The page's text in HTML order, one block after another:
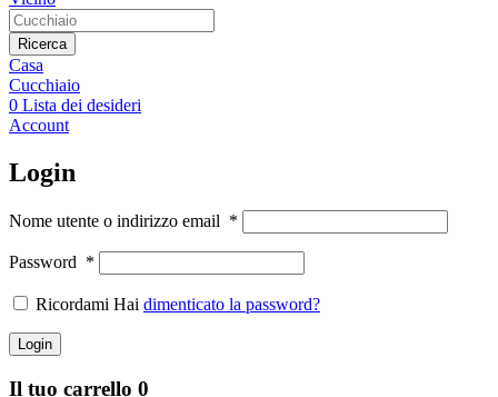
Ricerca
Casa
Cucchiaio
0 Lista dei desideri
Account
Login
Nome utente o indirizzo email *
Password *
Ricordami Hai dimenticato la password?
Login
Il tuo carrello 0